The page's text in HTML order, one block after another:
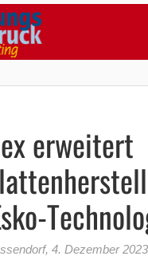
erweitert
, 4. Dezember 2023